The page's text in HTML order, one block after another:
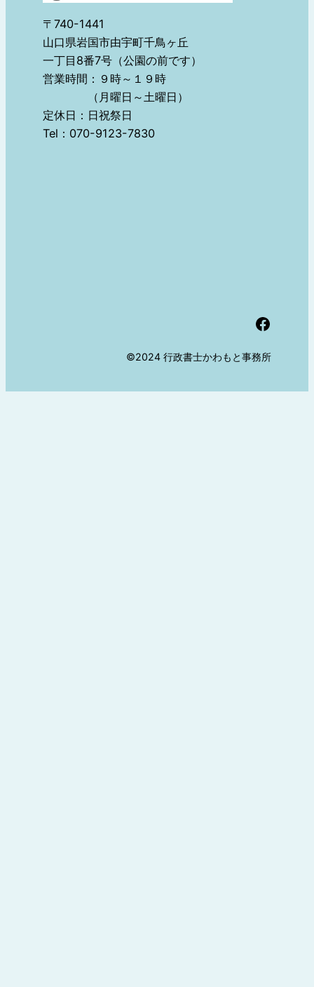
〒740-1441
山口県岩国市由宇町千鳥ヶ丘
一丁目8番7号（公園の前です）
営業時間：９時～１９時
（月曜日～土曜日）
定休日：日祝祭日
Tel：070-9123-7830
Facebook
©2024 行政書士かわもと事務所